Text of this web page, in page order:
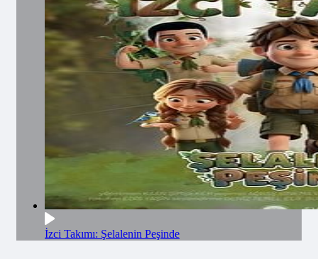
İzci Takımı: Şelalenin Peşinde